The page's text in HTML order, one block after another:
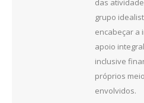
das
grupo
encabeçar a
apoio
inclusive
próprios
envolvidos.